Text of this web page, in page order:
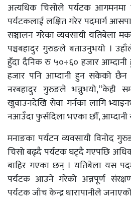
अत्यधिक चिसोले पर्यटक आगमनमा
पर्यटकलाई लक्षित गरेर पदमार्ग
सञ्चालन गरेका व्यवसायी यतिबेला
पञ्चबहादुर गुरुङले बताउनुभयो ।
हुँदा दैनिक रु ५०÷६० हजार
हजार पनि आम्दानी हुन सकेको छैन
नरबहादुर गुरुङले भन्नुभयो,“केही
खुवाउनदेखि सेवा गर्नका लागि
नआउँदा फुर्सदिला भएका छौँ,
मनाङका पर्यटन व्यवसायी विनोद
चिसो बढ्दै पर्यटक घट्दै गएपछि
बाहिर गएका छन् । यतिबेला यस
पर्यटक आउने गरेको अन्नपूर्ण
पर्यटक जाँच केन्द्र धारापानीले